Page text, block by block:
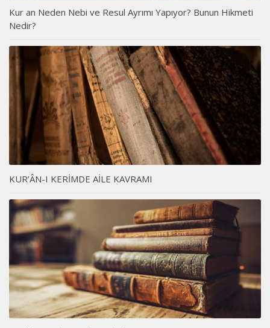
Kur an Neden Nebi ve Resul Ayrımı Yapıyor? Bunun Hikmeti
Nedir?
KUR’ÂN-I KERİMDE AİLE KAVRAMI